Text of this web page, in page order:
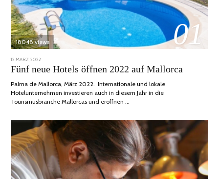
01
18048 views
POSTED
ON
12 MÄRZ, 2022
DEZEMBER,
2022
Fünf neue Hotels öffnen 2022 auf Mallorca
Palma de Mallorca, März 2022. Internationale und lokale
Hotelunternehmen investieren auch in diesem Jahr in die
Tourismusbranche Mallorcas und eröffnen …